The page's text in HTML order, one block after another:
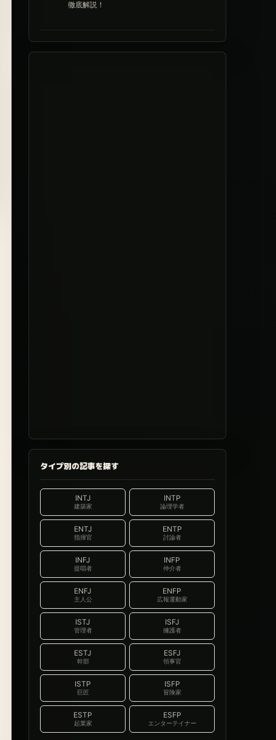
徹底解説！
タイプ別の記事を探す
INTJ
建築家
INTP
論理学者
ENTJ
指揮官
ENTP
討論者
INFJ
提唱者
INFP
仲介者
ENFJ
主人公
ENFP
広報運動家
ISTJ
管理者
ISFJ
擁護者
ESTJ
幹部
ESFJ
領事官
ISTP
巨匠
ISFP
冒険家
ESTP
起業家
ESFP
エンターテイナー